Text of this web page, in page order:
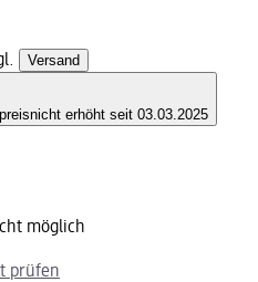
Versand
nicht erhöht seit 03.03.2025
möglich
prüfen